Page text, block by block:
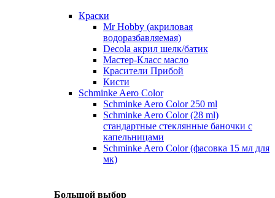
Краски
Mr Hobby (акриловая
водоразбавляемая)
Decola акрил шелк/батик
Мастер-Класс масло
Красители Прибой
Кисти
Schminke Aero Color
Schminke Aero Color 250 ml
Schminke Aero Color (28 ml)
стандартные стеклянные баночки с
капельницами
Schminke Aero Color (фасовка 15 мл для
мк)
Большой выбор